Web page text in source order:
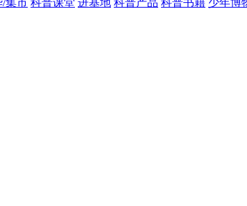
/集市 科普课堂 进基地 科普产品 科普书籍 少年博